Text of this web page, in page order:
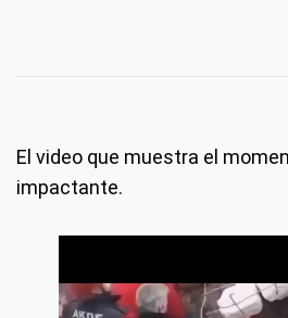
El video que muestra el
impactante.